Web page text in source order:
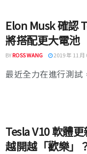
Elon Musk 確認
將搭配更大電池
BYROSS WANG 2019 年 11 月
最近全力在進行測試
Tesla V10 軟體
越開越「歡樂」